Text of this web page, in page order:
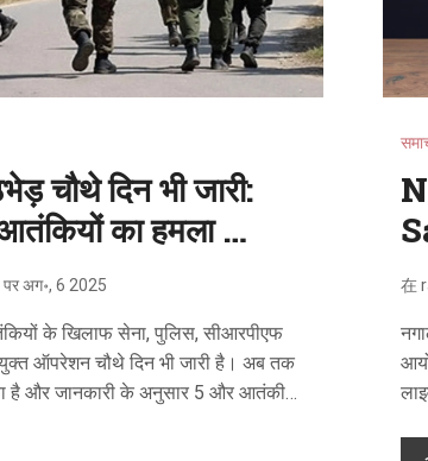
चौथे दिन भी जारी:
का हमला कब
परअग॰, 6 2025
के खिलाफ सेना, पुलिस, सीआरपीएफ
ऑपरेशन चौथे दिन भी जारी है। अब तक
है और जानकारी के अनुसार 5 और आतंकी
इलाके में बड़ी सतर्कता का संकेत है।
在